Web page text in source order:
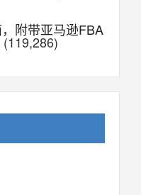
附带亚马逊FBA
(119,286)